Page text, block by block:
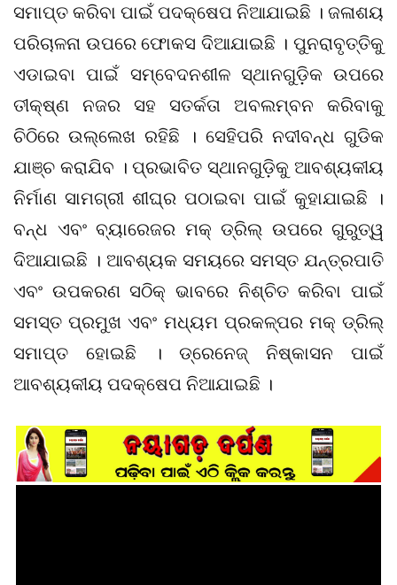
ସମାପ୍ତ କରିବା ପାଇଁ ପଦକ୍ଷେପ ନିଆଯାଇଛି । ଜଳାଶୟ
ପରିଚାଳନା ଉପରେ ଫୋକସ ଦିଆଯାଇଛି । ପୁନରାବୃତ୍ତିକୁ
ଏଡାଇବା ପାଇଁ ସମ୍ବେଦନଶୀଳ ସ୍ଥାନଗୁଡ଼ିକ ଉପରେ
ତୀକ୍ଷ୍‌ଣ ନଜର ସହ ସତର୍କତା ଅବଲମ୍ବନ କରିବାକୁ
ଚିଠିରେ ଉଲ୍ଲେଖ ରହିଛି । ସେହିପରି ନଦୀବନ୍ଧ ଗୁଡିକ
ଯାଞ୍ଚ କରାଯିବ । ପ୍ରଭାବିତ ସ୍ଥାନଗୁଡ଼ିକୁ ଆବଶ୍ୟକୀୟ
ନିର୍ମାଣ ସାମଗ୍ରୀ ଶୀଘ୍ର ପଠାଇବା ପାଇଁ କୁହାଯାଇଛି ।
ବନ୍ଧ ଏବଂ ବ୍ୟାରେଜର ମକ୍ ଡ୍ରିଲ୍ ଉପରେ ଗୁରୁତ୍ୱ
ଦିଆଯାଇଛି । ଆବଶ୍ୟକ ସମୟରେ ସମସ୍ତ ଯନ୍ତ୍ରପାତି
ଏବଂ ଉପକରଣ ସଠିକ୍ ଭାବରେ ନିଶ୍ଚିତ କରିବା ପାଇଁ
ସମସ୍ତ ପ୍ରମୁଖ ଏବଂ ମଧ୍ୟମ ପ୍ରକଳ୍ପର ମକ୍ ଡ୍ରିଲ୍
ସମାପ୍ତ ହୋଇଛି । ଡ୍ରେନେଜ୍ ନିଷ୍କାସନ ପାଇଁ
ଆବଶ୍ୟକୀୟ ପଦକ୍ଷେପ ନିଆଯାଇଛି ।